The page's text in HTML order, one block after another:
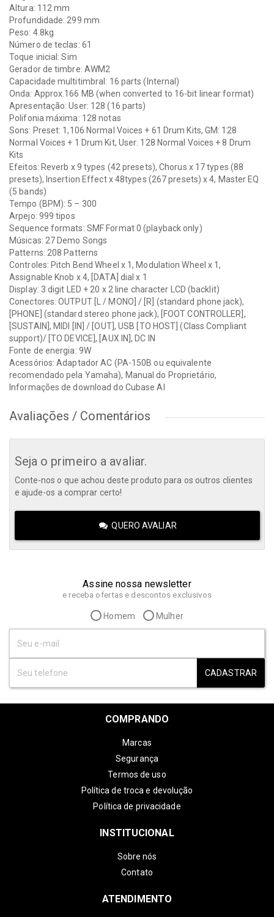
Altura: 112 mm
Profundidade: 299 mm
Peso: 4.8kg
Número de teclas: 61
Toque inicial: Sim
Gerador de timbre: AWM2
Capacidade multitimbral: 16 parts (Internal)
Onda: Approx.166 MB (when converted to 16-bit linear format)
Apresentação: User: 128 (16 parts)
Polifonia máxima: 128 notas
Sons: Preset: 1,106 Normal Voices + 61 Drum Kits, GM: 128
Normal Voices + 1 Drum Kit, User: 128 Normal Voices + 8 Drum
Kits
Efeitos: Reverb x 9 types (42 presets), Chorus x 17 types (88
presets), Insertion Effect x 48types (267 presets) x 4, Master EQ
(5 bands)
Tempo (BPM): 5 – 300
Arpejo: 999 tipos
Sequence formats: SMF Format 0 (playback only)
Músicas: 27 Demo Songs
Patterns: 208 Patterns
Controles: Pitch Bend Wheel x 1, Modulation Wheel x 1,
Assignable Knob x 4, [DATA] dial x 1
Display: 3 digit LED + 20 x 2 line character LCD (backlit)
Conectores: OUTPUT [L / MONO] / [R] (standard phone jack),
[PHONE] (standard stereo phone jack), [FOOT CONTROLLER],
[SUSTAIN], MIDI [IN] / [OUT], USB [TO HOST] (Class Compliant
support)/ [TO DEVICE], [AUX IN], DC IN
Fonte de energia: 9W
Acessórios: Adaptador AC (PA-150B ou equivalente
recomendado pela Yamaha), Manual do Proprietário,
Informações de download do Cubase AI
Avaliações / Comentários
Seja o primeiro a avaliar.
Conte-nos o que achou deste produto para os outros clientes
e ajude-os a comprar certo!
QUERO AVALIAR
Assine nossa newsletter
e receba ofertas e descontos exclusivos
Homem Mulher
CADASTRAR
COMPRANDO
Marcas
Segurança
Termos de uso
Política de troca e devolução
Política de privacidade
INSTITUCIONAL
Sobre nós
Contato
ATENDIMENTO